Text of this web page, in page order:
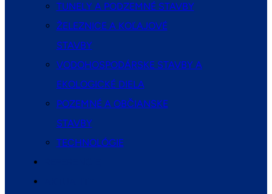
TUNELY A PODZEMNÉ STAVBY
ŽELEZNICE A KOĽAJOVÉ
STAVBY
VODOHOSPODÁRSKE STAVBY A
EKOLOGICKÉ DIELA
POZEMNÉ A OBČIANSKE
STAVBY
TECHNOLÓGIE